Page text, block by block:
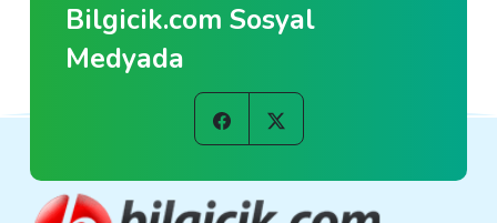
Bilgicik.com Sosyal
Medyada